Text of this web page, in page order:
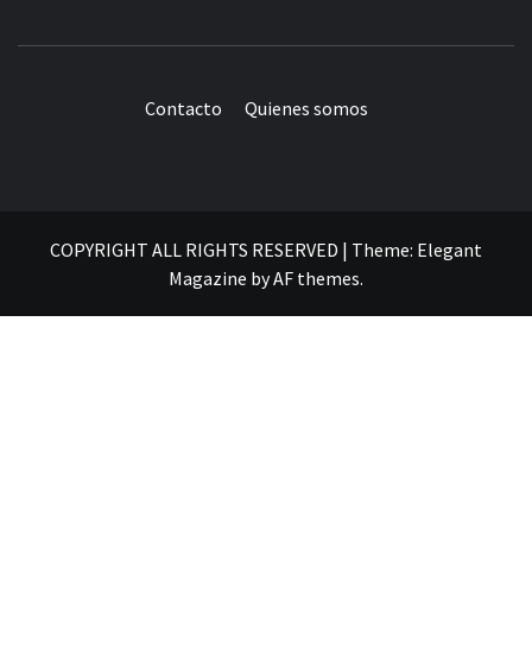
Contacto Quienes somos
COPYRIGHT ALL RIGHTS RESERVED | Theme: Elegant
Magazine byAF themes.